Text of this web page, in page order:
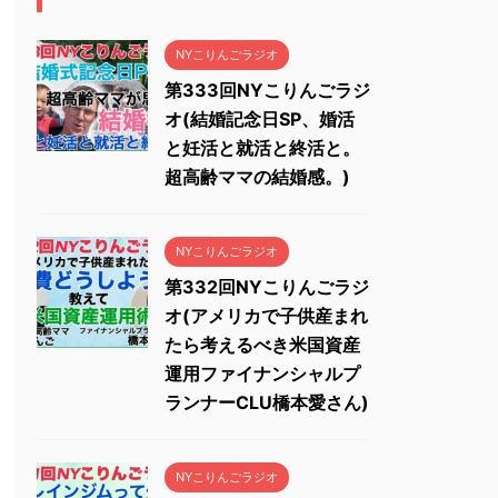
NYこりんごラジオ
第333回NYこりんごラジ
オ(結婚記念日SP、婚活
と妊活と就活と終活と。
超高齢ママの結婚感。)
NYこりんごラジオ
第332回NYこりんごラジ
オ(アメリカで子供産まれ
たら考えるべき米国資産
運用ファイナンシャルプ
ランナーCLU橋本愛さん)
NYこりんごラジオ